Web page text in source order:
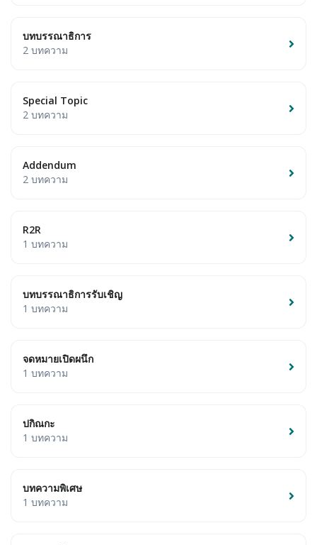
บทบรรณาธิการ
2 บทความ
Special Topic
2 บทความ
Addendum
2 บทความ
R2R
1 บทความ
บทบรรณาธิการรับเชิญ
1 บทความ
จดหมายเปิดผนึก
1 บทความ
ปกิณกะ
1 บทความ
บทความพิเศษ
1 บทความ